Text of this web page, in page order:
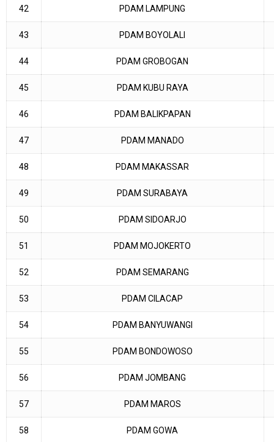
42 PDAM LAMPUNG
43 PDAM BOYOLALI
44 PDAM GROBOGAN
45 PDAM KUBU RAYA
46 PDAM BALIKPAPAN
47 PDAM MANADO
48 PDAM MAKASSAR
49 PDAM SURABAYA
50 PDAM SIDOARJO
51 PDAM MOJOKERTO
52 PDAM SEMARANG
53 PDAM CILACAP
54 PDAM BANYUWANGI
55 PDAM BONDOWOSO
56 PDAM JOMBANG
57 PDAM MAROS
58 PDAM GOWA